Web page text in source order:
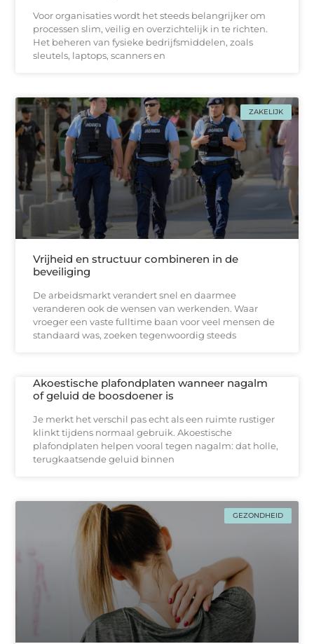
Voor organisaties wordt het steeds belangrijker om
processen slim, veilig en overzichtelijk in te richten.
Het beheren van fysieke bedrijfsmiddelen, zoals
sleutels, laptops, scanners en
ZAKELIJK
Vrijheid en structuur combineren in de
beveiliging
De arbeidsmarkt verandert snel en daarmee
veranderen ook de wensen van werkenden. Waar
vroeger een vaste fulltime baan voor veel mensen de
standaard was, zoeken tegenwoordig steeds
Akoestische plafondplaten wanneer nagalm
of geluid de boosdoener is
Je merkt het verschil pas echt als een ruimte rustiger
klinkt tijdens normaal gebruik. Akoestische
plafondplaten helpen vooral tegen nagalm: dat holle,
terugkaatsende geluid binnen
GEZONDHEID